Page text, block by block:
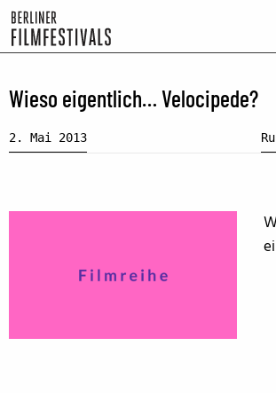
Wieso eigentlich… Velocipede?
2. Mai 2013